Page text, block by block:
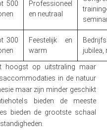
500
Professioneel
en neutraal
300
Feestelijk en
warm
jubilea,
hoogst op uitstraling maar
in de natuur
maar zijn minder geschikt
bieden de meeste
bieden de grootste schaal